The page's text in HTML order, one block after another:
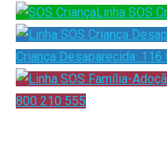
Linha SOS
Criança Desaparecida: 116
800 210 555